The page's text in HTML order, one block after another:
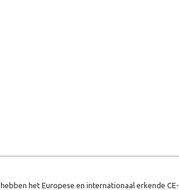
het Europese en internationaal erkende CE-